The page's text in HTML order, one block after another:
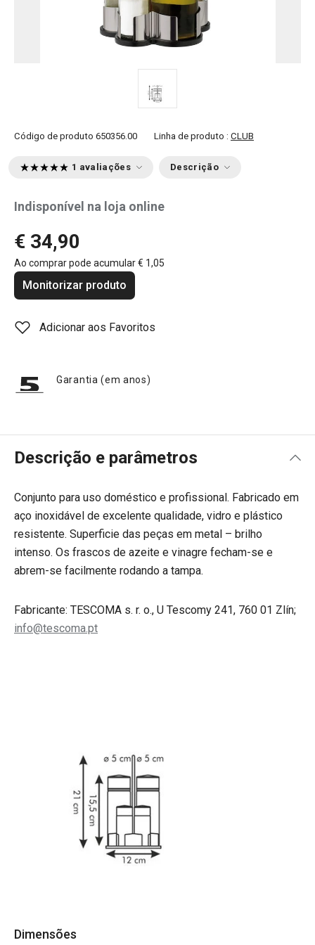
Código de produto 650356.00 Linha de produto : CLUB
1 avaliações Descrição
Indisponível na loja online
€ 34,90
Ao comprar pode acumular€ 1,05
Monitorizar produto
Adicionar aos Favoritos
Garantia (em anos)
Descrição e parâmetros
Conjunto para uso doméstico e profissional. Fabricado em
aço inoxidável de excelente qualidade, vidro e plástico
resistente. Superficie das peças em metal – brilho
intenso. Os frascos de azeite e vinagre fecham-se e
abrem-se facilmente rodando a tampa.
Fabricante: TESCOMA s. r. o., U Tescomy 241, 760 01 Zlín;
info@tescoma.pt
Dimensões